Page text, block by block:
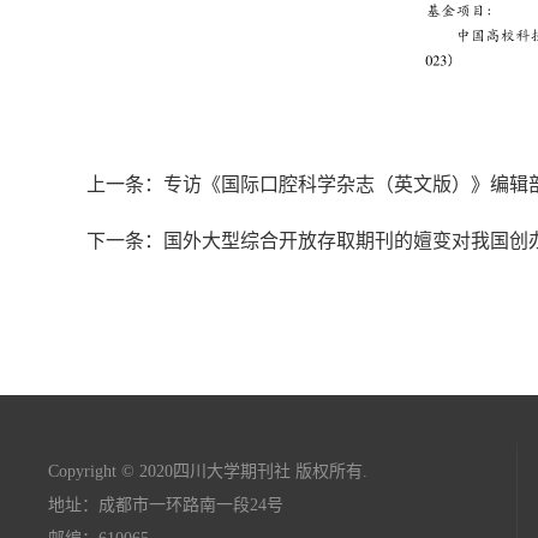
上一条：专访《国际口腔科学杂志（英文版）》编
下一条：国外大型综合开放存取期刊的嬗变对我国创
Copyright © 2020四川大学期刊社 版权所有.
地址：成都市一环路南一段24号